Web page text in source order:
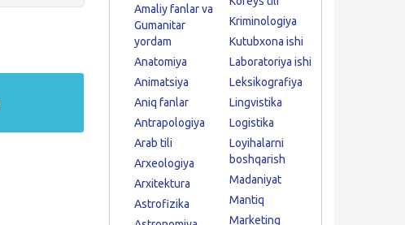
Amaliy fanlar va
Gumanitar
yordam
Anatomiya
Animatsiya
Aniq fanlar
Antrapologiya
Arab tili
Arxeologiya
Arxitektura
Astrofizika
Kriminologiya
Kutubxona ishi
Laboratoriya ishi
Leksikografiya
Lingvistika
Logistika
Loyihalarni
boshqarish
Madaniyat
Mantiq
Marketing